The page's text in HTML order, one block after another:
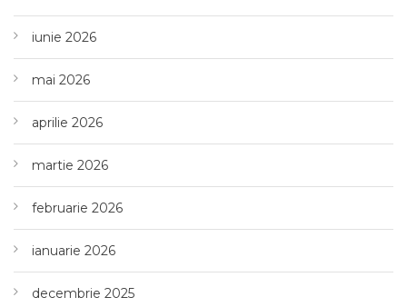
iunie 2026
mai 2026
aprilie 2026
martie 2026
februarie 2026
ianuarie 2026
decembrie 2025